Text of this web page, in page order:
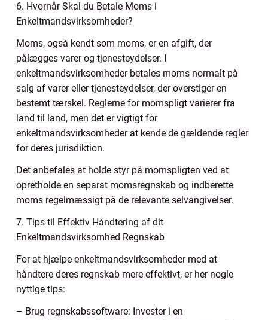
6. Hvornår Skal du Betale Moms i
Enkeltmandsvirksomheder?
Moms, også kendt som moms, er en afgift, der
pålægges varer og tjenesteydelser. I
enkeltmandsvirksomheder betales moms normalt på
salg af varer eller tjenesteydelser, der overstiger en
bestemt tærskel. Reglerne for momspligt varierer fra
land til land, men det er vigtigt for
enkeltmandsvirksomheder at kende de gældende regler
for deres jurisdiktion.
Det anbefales at holde styr på momspligten ved at
opretholde en separat momsregnskab og indberette
moms regelmæssigt på de relevante selvangivelser.
7. Tips til Effektiv Håndtering af dit
Enkeltmandsvirksomhed Regnskab
For at hjælpe enkeltmandsvirksomheder med at
håndtere deres regnskab mere effektivt, er her nogle
nyttige tips:
– Brug regnskabssoftware: Invester i en